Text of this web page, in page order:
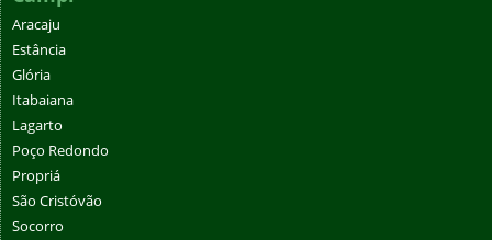
Aracaju
Estância
Glória
Itabaiana
Lagarto
Poço Redondo
Propriá
São Cristóvão
Socorro